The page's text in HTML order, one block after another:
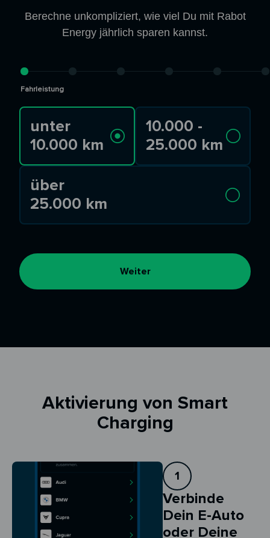
Berechne unkompliziert, wie viel Du mit Rabot
Energy jährlich sparen kannst.
Fahrleistung
unter
10.000 km
10.000 -
25.000 km
über
25.000 km
Weiter
Aktivierung von Smart
Charging
1
Verbinde
Dein E-Auto
oder Deine